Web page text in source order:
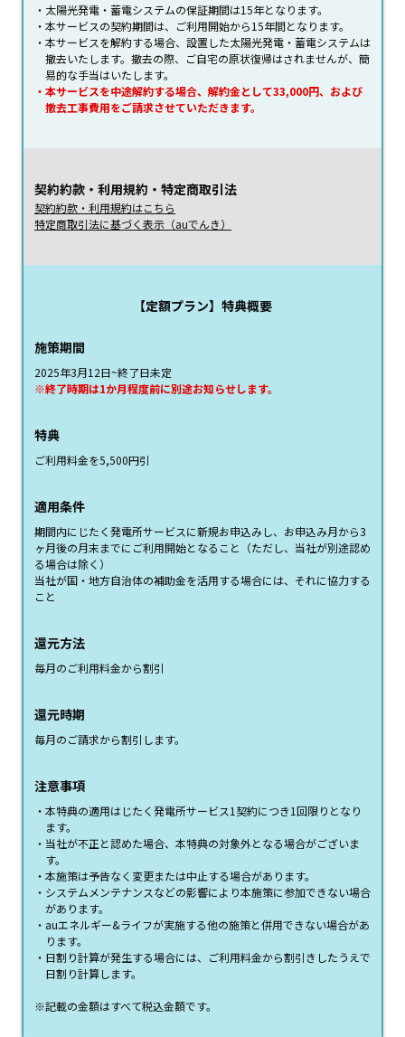
太陽光発電・蓄電システムの保証期間は15年となります。
本サービスの契約期間は、ご利用開始から15年間となります。
本サービスを解約する場合、設置した太陽光発電・蓄電システムは
撤去いたします。撤去の際、ご自宅の原状復帰はされませんが、簡
易的な手当はいたします。
本サービスを中途解約する場合、解約金として33,000円、および
撤去工事費用をご請求させていただきます。
契約約款・利用規約・特定商取引法
契約約款・利用規約はこちら
特定商取引法に基づく表示（auでんき）
【定額プラン】特典概要
施策期間
2025年3月12日~終了日未定
※終了時期は1か月程度前に別途お知らせします。
特典
ご利用料金を5,500円引
適用条件
期間内にじたく発電所サービスに新規お申込みし、お申込み月から3
ヶ月後の月末までにご利用開始となること（ただし、当社が別途認め
る場合は除く）
当社が国・地方自治体の補助金を活用する場合には、それに協力する
こと
還元方法
毎月のご利用料金から割引
還元時期
毎月のご請求から割引します。
注意事項
本特典の適用はじたく発電所サービス1契約につき1回限りとなり
ます。
当社が不正と認めた場合、本特典の対象外となる場合がございま
す。
本施策は予告なく変更または中止する場合があります。
システムメンテナンスなどの影響により本施策に参加できない場合
があります。
auエネルギー&ライフが実施する他の施策と併用できない場合があ
ります。
日割り計算が発生する場合には、ご利用料金から割引きしたうえで
日割り計算します。
※記載の金額はすべて税込金額です。